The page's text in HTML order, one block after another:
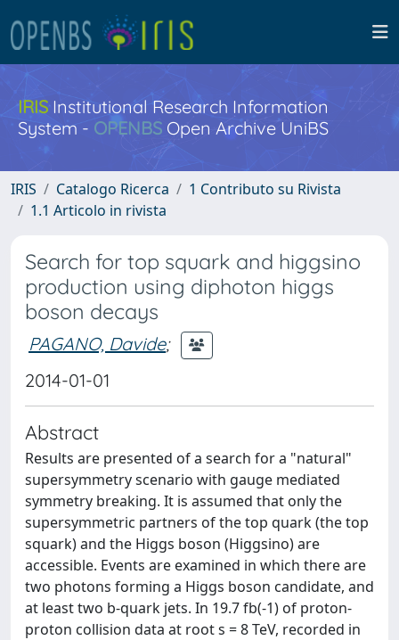
IRISInstitutional Research Information
System - OPENBS Open Archive UniBS
IRIS Catalogo Ricerca
1 Contributo su Rivista
1.1 Articolo in rivista
Search for top squark and higgsino
production using diphoton higgs
boson decays
PAGANO, Davide;
2014-01-01
Abstract
Results are presented of a search for a "natural"
supersymmetry scenario with gauge mediated
symmetry breaking. It is assumed that only the
supersymmetric partners of the top quark (the top
squark) and the Higgs boson (Higgsino) are
accessible. Events are examined in which there are
two photons forming a Higgs boson candidate, and
at least two b-quark jets. In 19.7 fb(-1) of proton-
proton collision data at root s = 8 TeV, recorded in